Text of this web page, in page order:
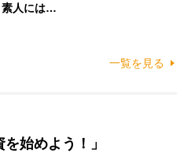
人には…
一覧を見る
始めよう！」